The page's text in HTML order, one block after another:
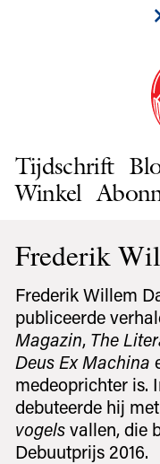
Tijdschrift
Winkel
Frederik
Frederik Willem
publiceerde
Magazin, The
Deus Ex Machina
medeoprichter is.
debuteerde hij
vogelsvallen, die
Debuutprijs 2016.